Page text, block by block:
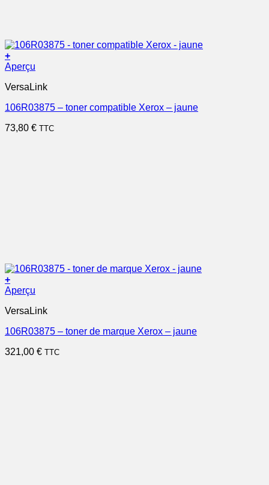
+
Aperçu
VersaLink
106R03875 – toner compatible Xerox – jaune
73,80 € TTC
+
Aperçu
VersaLink
106R03875 – toner de marque Xerox – jaune
321,00 € TTC